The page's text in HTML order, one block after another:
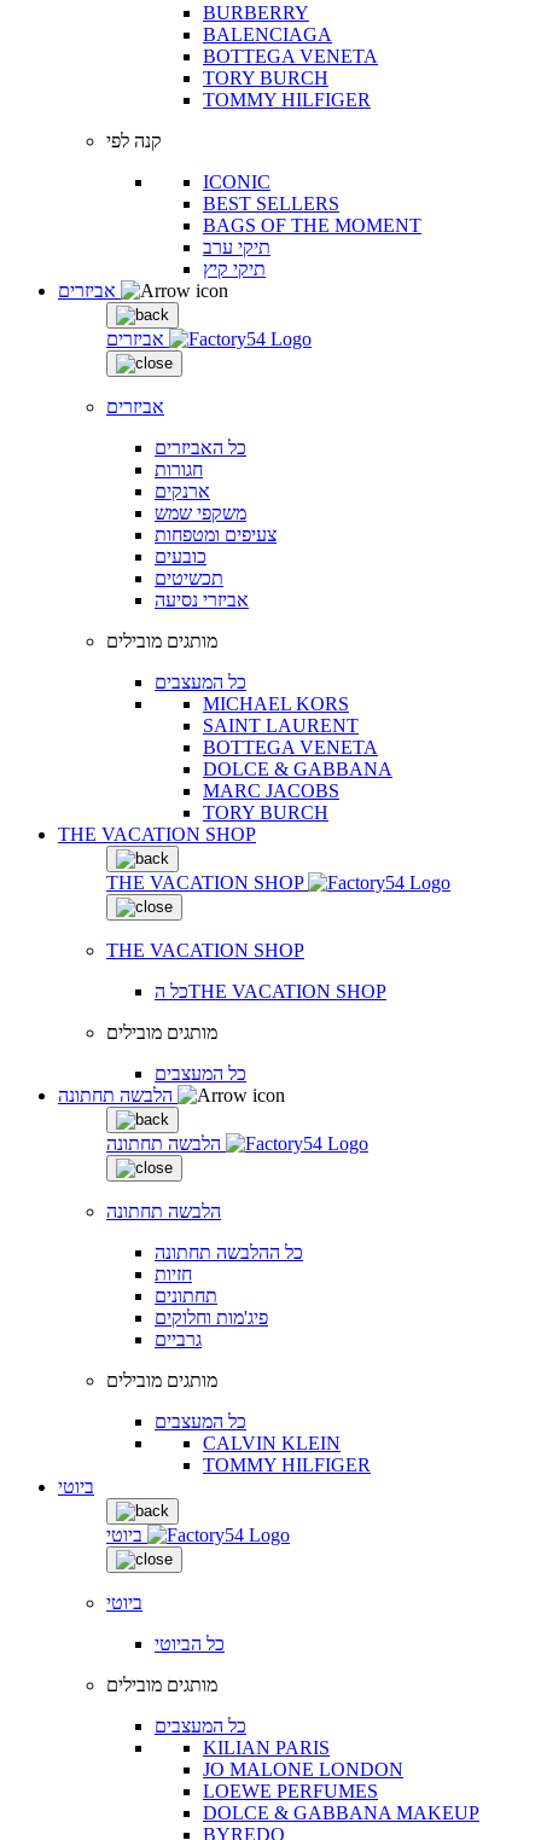
BURBERRY
BALENCIAGA
BOTTEGA VENETA
TORY BURCH
TOMMY HILFIGER
קנה לפי
ICONIC
BEST SELLERS
BAGS OF THE MOMENT
תיקי ערב
תיקי קיץ
אביזרים
אביזרים
כל האביזרים
חגורות
ארנקים
משקפי שמש
צעיפים ומטפחות
כובעים
תכשיטים
אביזרי נסיעה
מותגים מובילים
כל המעצבים
MICHAEL KORS
SAINT LAURENT
BOTTEGA VENETA
DOLCE & GABBANA
MARC JACOBS
TORY BURCH
THE VACATION SHOP
THE VACATION SHOP
THE VACATION SHOP
כל הTHE VACATION SHOP
מותגים מובילים
כל המעצבים
הלבשה תחתונה
הלבשה תחתונה
כל ההלבשה תחתונה
חזיות
תחתונים
פיג'מות וחלוקים
גרביים
מותגים מובילים
כל המעצבים
CALVIN KLEIN
TOMMY HILFIGER
ביוטי
ביוטי
ביוטי
כל הביוטי
מותגים מובילים
כל המעצבים
KILIAN PARIS
JO MALONE LONDON
LOEWE PERFUMES
DOLCE & GABBANA MAKEUP
BYREDO